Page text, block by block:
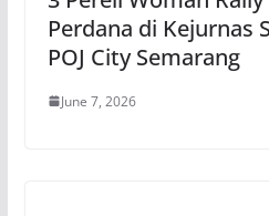
Perdana di Kejurnas
POJ City Semarang
June 7, 2026